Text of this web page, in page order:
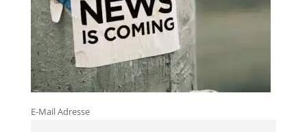
E-Mail Adresse